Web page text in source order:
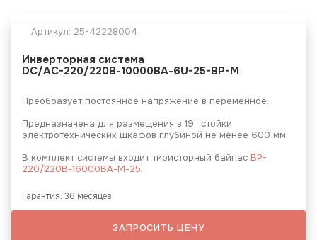
Артикул: 25-42228004
Инверторная система
DC/AC-220/220В-10000ВА-6U-25-BP-M
Преобразует постоянное напряжение в переменное.
Предназначена для размещения в 19’’ стойки
электротехнических шкафов глубиной не менее 600 мм.
В комплект системы входит тиристорный байпас BP-
220/220В-16000ВА-М-25.
Гарантия: 36 месяцев
ЗАПРОСИТЬ ЦЕНУ